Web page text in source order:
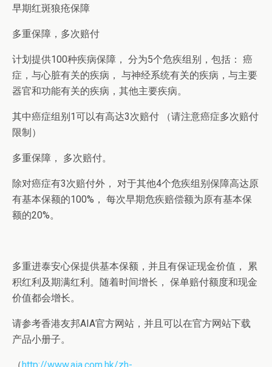
早期红斑狼疮保障
多重保障，多次赔付
计划提供100种疾病保障， 分为5个危疾组别，包括： 癌
症，与心脏有关的疾病， 与神经系统有关的疾病，与主要
器官和功能有关的疾病，其他主要疾病。
其中癌症组别1可以有高达3次赔付 （请注意癌症多次赔付
限制）
多重保障， 多次赔付。
除对癌症有3次赔付外， 对于其他4个危疾组别保障高达原
有基本保额的100%， 每次早期危疾赔偿额为原有基本保
额的20%。
多重进泰安心保提供基本保额，并且有保证现金价值， 累
积红利及期满红利。随着时间增长， 保单赔付额度和现金
价值都会增长。
请参考香港友邦AIA官方网站，并且可以在官方网站下载
产品小册子。